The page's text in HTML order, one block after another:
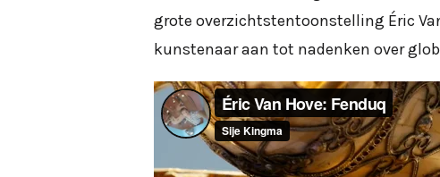
grote overzichtstentoonstelling Éric
kunstenaar aan tot nadenken over